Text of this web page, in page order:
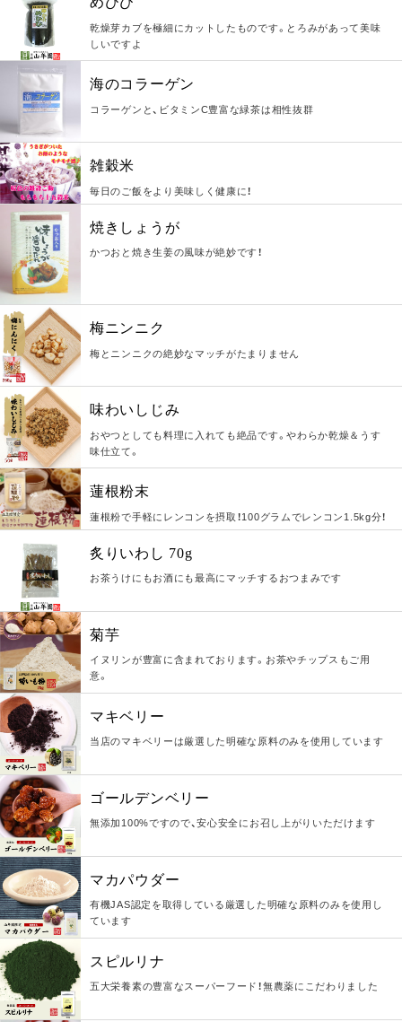
乾燥芽カブを極細にカットしたものです。とろみがあって美味
しいですよ
海のコラーゲン
コラーゲンと、ビタミンC豊富な緑茶は相性抜群
雑穀米
毎日のご飯をより美味しく健康に！
焼きしょうが
かつおと焼き生姜の風味が絶妙です！
梅ニンニク
梅とニンニクの絶妙なマッチがたまりません
味わいしじみ
おやつとしても料理に入れても絶品です。やわらか乾燥＆うす
味仕立て。
蓮根粉末
蓮根粉で手軽にレンコンを摂取！100グラムでレンコン1.5kg分！
炙りいわし 70g
お茶うけにもお酒にも最高にマッチするおつまみです
菊芋
イヌリンが豊富に含まれております。お茶やチップスもご用
意。
マキベリー
当店のマキベリーは厳選した明確な原料のみを使用しています
ゴールデンベリー
無添加100%ですので、安心安全にお召し上がりいただけます
マカパウダー
有機JAS認定を取得している厳選した明確な原料のみを使用し
ています
スピルリナ
五大栄養素の豊富なスーパーフード！無農薬にこだわりました